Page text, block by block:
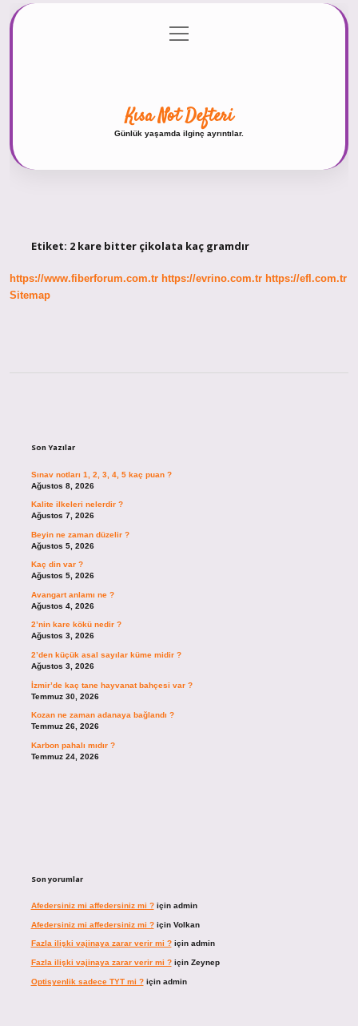
Gizlilik Politikası
menüyü
aç
Kısa Not Defteri
Günlük yaşamda ilginç ayrıntılar.
Etiket: 2 kare bitter çikolata kaç gramdır
https://www.fiberforum.com.tr https://evrino.com.tr https://efl.com.tr
Sitemap
Son Yazılar
Sınav notları 1, 2, 3, 4, 5 kaç puan ?
Ağustos 8, 2026
Kalite ilkeleri nelerdir ?
Ağustos 7, 2026
Beyin ne zaman düzelir ?
Ağustos 5, 2026
Kaç din var ?
Ağustos 5, 2026
Avangart anlamı ne ?
Ağustos 4, 2026
2’nin kare kökü nedir ?
Ağustos 3, 2026
2’den küçük asal sayılar küme midir ?
Ağustos 3, 2026
İzmir’de kaç tane hayvanat bahçesi var ?
Temmuz 30, 2026
Kozan ne zaman adanaya bağlandı ?
Temmuz 26, 2026
Karbon pahalı mıdır ?
Temmuz 24, 2026
Son yorumlar
Afedersiniz mi affedersiniz mi ?için admin
Afedersiniz mi affedersiniz mi ?için Volkan
Fazla ilişki vajinaya zarar verir mi ?için admin
Fazla ilişki vajinaya zarar verir mi ?için Zeynep
Optisyenlik sadece TYT mi ?için admin